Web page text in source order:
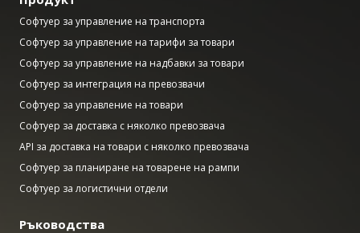
Софтуер за управление на транспорта
Софтуер за управление на тарифи за товари
Софтуер за управление на надбавки за товари
Софтуер за интеграция на превозвачи
Софтуер за управление на товари
Софтуер за доставка с няколко превозвача
API за доставка на товари с няколко превозвача
Софтуер за планиране на товарене на рампи
Софтуер за логистични отдели
Ръководства